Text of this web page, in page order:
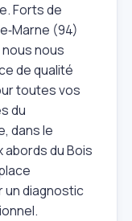
Forts de
(94)
nous
de qualité
toutes vos
du
dans le
abords du Bois
un diagnostic